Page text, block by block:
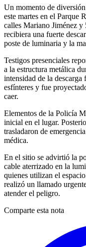
Un momento de
este martes en el Parque
calles Mariano Jiménez
recibiera una fuerte
poste de luminaria y la
Testigos presenciales
a la estructura metálica
intensidad de la
esfínteres y fue
caer.
Elementos de la Policía
inicial en el lugar.
trasladaron de
médica.
En el sitio se advirtió la
cable aterrizado en la
quienes utilizan el
realizó un llamado
atender el peligro.
Comparte esta nota